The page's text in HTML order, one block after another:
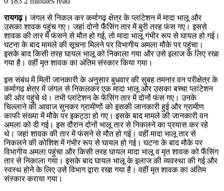
रायगढ़। जंगल से निकल कर कर्मागढ़ क्षेत्र के प्लांटेशन में मादा भालू और
उसका शावक पहुंच गए। जहां दोनो फैंसिंग तार में बुरी तरह फंस गए। इससे
शावक की तार में फंसने से मौत हो गई, तो मादा भालू गंभीर रूप से घायल हो गई।
घटना के बाद मामले की सूचना मिलने पर विभागीय अमला मौके पर पहुंचा।
इसके बाद किसी तरह घायल भालू को निकाला गया और उसे इलाज के लिए रखा
गया है। वहीं मृत शावक का अंतिम संस्कार किया गया।
इस संबंध में मिली जानकारी के अनुसार बुधवार की सुबह तमनार वन परीक्षेत्र के
कर्मागढ क्षेत्र में जंगल से निकलकर एक मादा भालू और उसका बच्चा प्लांटेशन
की ओर पहुंचे थे। तभी प्लांटेशन के फेंसिंग तार में दोनों फंस गए। उनके
चिल्लाने की आवाज सुनकर ग्रामीणों को इसकी जानकारी हुई और ग्रामीण
काफी संख्या में मौके पर इकट्ठा हो गए। इसके बाद मामले की जानकारी वन
अमला को दी गई। इस दौरान दोनों भालू तार से निकलने का प्रयास कर रहे
थे। जहां शावक की तार में फंसने से मौत हो गई। वहीं मादा भालू तार से
निकलने की कोशिश में गंभीर रूप से घायल हो गई। घटना के बाद मौके पर
विभागीय अमला पहुंचा और किसी तरह घायल मादा भालू व मृत शावक को फैंसिंग
तार से निकाला गया। इसके बाद घायल भालू के इलाज की व्यवस्था की गई और
स्वस्थ होने के लिए उसे विभाग द्वारा रखा गया है। वहीं मृत शावक का अंतिम
संस्कार कराया गया।